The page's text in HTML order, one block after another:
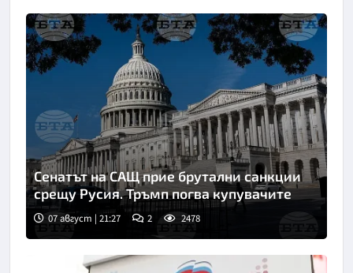
Сенатът на САЩ прие брутални санкции
срещу Русия. Тръмп погва купувачите
07 август | 21:27 2 2478